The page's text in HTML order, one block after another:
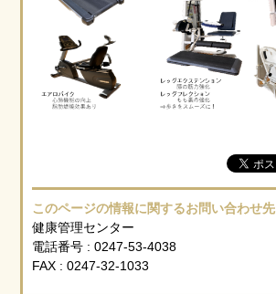
このページの情報に関するお問い合わせ先
健康管理センター
電話番号 : 0247-53-4038
FAX : 0247-32-1033